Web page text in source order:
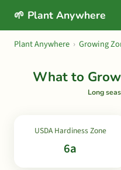
🌱 Plant Anywhere
Plant Anywhere › Growing
What to
Long
USDA Hardiness Zone
6a